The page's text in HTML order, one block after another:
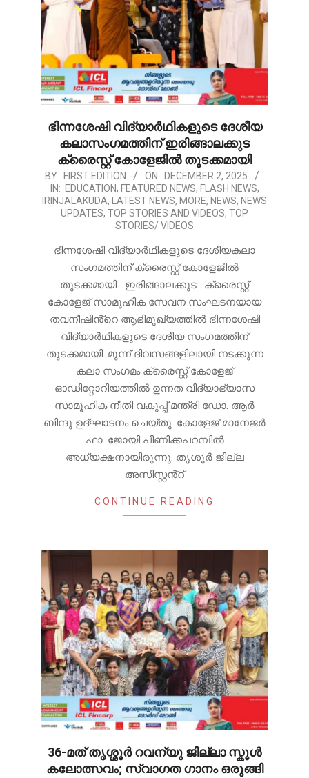
ഭിന്നശേഷി വിദ്യാർഥികളുടെ ദേശീയ
കലാസംഗമത്തിന് ഇരിങ്ങാലക്കുട
ക്രൈസ്റ്റ് കോളേജിൽ തുടക്കമായി
2025-
12-
BY: FIRST EDITION ON: DECEMBER 2, 2025
IN: EDUCATION, FEATURED NEWS, FLASH NEWS,
IRINJALAKUDA, LATEST NEWS, MORE, NEWS, NEWS
UPDATES, TOP STORIES AND VIDEOS, TOP
STORIES/ VIDEOS
ഭിന്നശേഷി വിദ്യാർഥികളുടെ ദേശീയകലാ
സംഗമത്തിന് ക്രൈസ്റ്റ് കോളേജിൽ
തുടക്കമായി ഇരിങ്ങാലക്കുട : ക്രൈസ്റ്റ്
കോളേജ് സാമൂഹിക സേവന സംഘടനയായ
തവനീഷിൻ്റെ ആഭിമുഖ്യത്തിൽ ഭിന്നശേഷി
വിദ്യാർഥികളുടെ ദേശീയ സംഗമത്തിന്
തുടക്കമായി. മൂന്ന് ദിവസങ്ങളിലായി നടക്കുന്ന
കലാ സംഗമം ക്രൈസ്റ്റ് കോളേജ്
ഓഡിറ്റോറിയത്തിൽ ഉന്നത വിദ്യാഭ്യാസ
സാമൂഹിക നീതി വകുപ്പ് മന്ത്രി ഡോ. ആർ
ബിന്ദു ഉദ്ഘാടനം ചെയ്തു. കോളേജ് മാനേജർ
ഫാ. ജോയി പീണിക്കപറമ്പിൽ
അധ്യക്ഷനായിരുന്നു. തൃശൂർ ജില്ല
അസിസ്റ്റൻ്റ്
CONTINUE READING
36-മത് തൃശ്ശൂർ റവന്യു ജില്ലാ സ്കൂൾ
കലോത്സവം; സ്വാഗത ഗാനം ഒരുങ്ങി